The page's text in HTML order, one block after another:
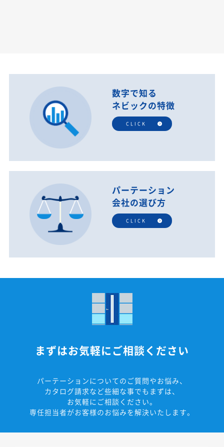
数字で知る
ネビックの特徴
CLICK
パーテーション
会社の選び方
CLICK
まずはお気軽にご相談ください
パーテーションについてのご質問やお悩み、
カタログ請求など些細な事でもまずは、
お気軽にご相談ください。
専任担当者がお客様のお悩みを解決いたします。